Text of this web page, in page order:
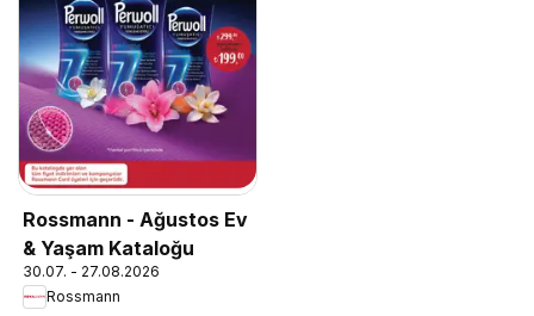
Rossmann - Ağustos Ev
& Yaşam Kataloğu
30.07. - 27.08.2026
Rossmann